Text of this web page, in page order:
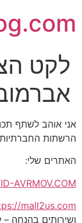
לקט
אברמוב |
הרשתות החברתיות
האתרים שלי:
AVRMOV.COM
mall2us.com/